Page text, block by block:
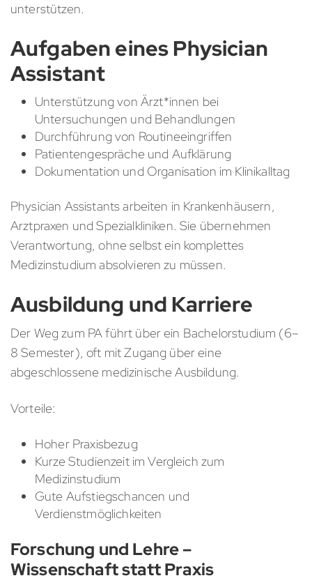
unterstützen.
Aufgaben eines Physician
Assistant
Unterstützung von Ärzt*innen bei
Untersuchungen und Behandlungen
Durchführung von Routineeingriffen
Patientengespräche und Aufklärung
Dokumentation und Organisation im Klinikalltag
Physician Assistants arbeiten in Krankenhäusern,
Arztpraxen und Spezialkliniken. Sie übernehmen
Verantwortung, ohne selbst ein komplettes
Medizinstudium absolvieren zu müssen.
Ausbildung und Karriere
Der Weg zum PA führt über ein Bachelorstudium (6–
8 Semester), oft mit Zugang über eine
abgeschlossene medizinische Ausbildung.
Vorteile:
Hoher Praxisbezug
Kurze Studienzeit im Vergleich zum
Medizinstudium
Gute Aufstiegschancen und
Verdienstmöglichkeiten
Forschung und Lehre –
Wissenschaft statt Praxis